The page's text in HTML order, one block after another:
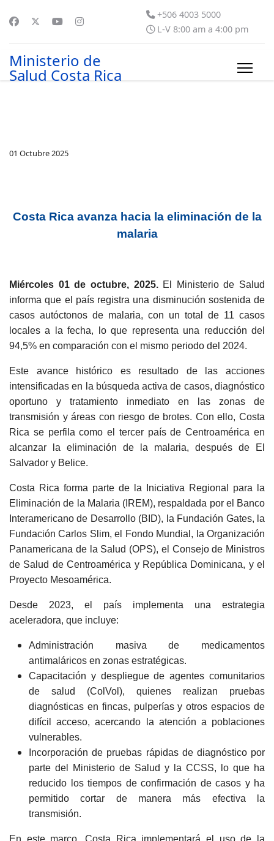
+506 4003 5000
L-V 8:00 am a 4:00 pm
Ministerio de
Salud Costa Rica
01 Octubre 2025
Costa Rica avanza hacia la eliminación de la
malaria
Miércoles 01 de octubre, 2025.El Ministerio de Salud
informa que el país registra una disminución sostenida de
casos autóctonos de malaria, con un total de 11 casos
locales a la fecha, lo que representa una reducción del
94,5% en comparación con el mismo periodo del 2024.
Este avance histórico es resultado de las acciones
intensificadas en la búsqueda activa de casos, diagnóstico
oportuno y tratamiento inmediato en las zonas de
transmisión y áreas con riesgo de brotes. Con ello, Costa
Rica se perfila como el tercer país de Centroamérica en
alcanzar la eliminación de la malaria, después de El
Salvador y Belice.
Costa Rica forma parte de la Iniciativa Regional para la
Eliminación de la Malaria (IREM), respaldada por el Banco
Interamericano de Desarrollo (BID), la Fundación Gates, la
Fundación Carlos Slim, el Fondo Mundial, la Organización
Panamericana de la Salud (OPS), el Consejo de Ministros
de Salud de Centroamérica y República Dominicana, y el
Proyecto Mesoamérica.
Desde 2023, el país implementa una estrategia
aceleradora, que incluye:
Administración masiva de medicamentos
antimaláricos en zonas estratégicas.
Capacitación y despliegue de agentes comunitarios
de salud (ColVol), quienes realizan pruebas
diagnósticas en fincas, pulperías y otros espacios de
difícil acceso, acercando la atención a poblaciones
vulnerables.
Incorporación de pruebas rápidas de diagnóstico por
parte del Ministerio de Salud y la CCSS, lo que ha
reducido los tiempos de confirmación de casos y ha
permitido cortar de manera más efectiva la
transmisión.
En este marco, Costa Rica implementará el uso de la